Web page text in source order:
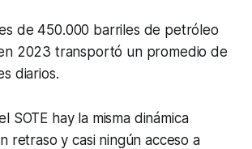
de 450.000 barriles de petróleo
2023 transportó un promedio de
diarios.
SOTE hay la misma dinámica
retraso y casi ningún acceso a